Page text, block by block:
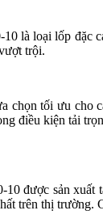
là loại lốp đặc
trội.
chọn tối ưu cho
điều kiện tải
được sản
trên thị